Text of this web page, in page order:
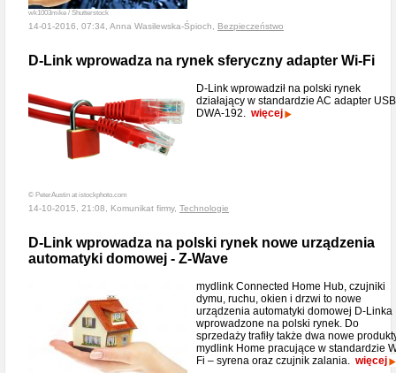
wk1003mike / Shutterstock
14-01-2016, 07:34, Anna Wasilewska-Śpioch, Bezpieczeństwo
D-Link wprowadza na rynek sferyczny adapter Wi-Fi
© PeterAustin at istockphoto.com
D-Link wprowadził na polski rynek
działający w standardzie AC adapter
DWA-192. więcej
14-10-2015, 21:08, Komunikat firmy, Technologie
D-Link wprowadza na polski rynek nowe urządzenia
automatyki domowej - Z-Wave
mydlink Connected Home Hub, czujniki
dymu, ruchu, okien i drzwi to nowe
urządzenia automatyki domowej D-Linka
wprowadzone na polski rynek. Do
sprzedaży trafiły także dwa nowe
mydlink Home pracujące w standardzie
Fi – syrena oraz czujnik zalania. więcej